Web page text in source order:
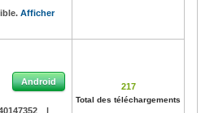
Afficher
Android
|
217
Total des téléchargements